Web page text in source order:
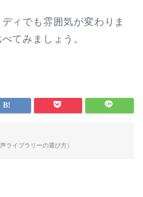
ィでも雰囲気が変わりま
てみましょう。
イブラリーの選び方）